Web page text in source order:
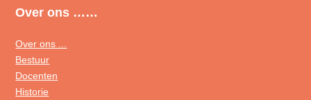
Over ons ……
Over ons ...
Bestuur
Docenten
Historie